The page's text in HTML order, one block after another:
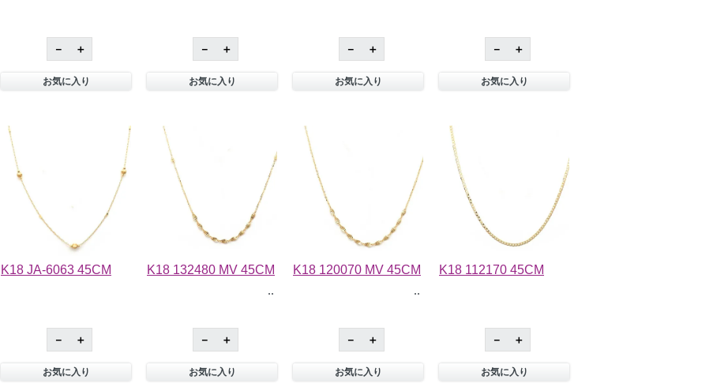
－ ＋
お気に入り
－ ＋
お気に入り
－ ＋
お気に入り
－ ＋
お気に入り
K18 JA-6063 45CM
－ ＋
お気に入り
K18 132480 MV 45CM
－ ＋
お気に入り
K18 120070 MV 45CM
－ ＋
お気に入り
K18 112170 45CM
－ ＋
お気に入り